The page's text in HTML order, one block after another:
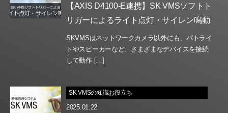
【AXIS D4100-E連携】SK VMSソフトト
リガーによるライト点灯・サイレン鳴動
SKVMSはネットワークカメラ以外にも、パトライ
トやスピーカーなど、さまざまなデバイスを接続
して動作 […]
SK VMSの知識お役立ち
2025.01.22